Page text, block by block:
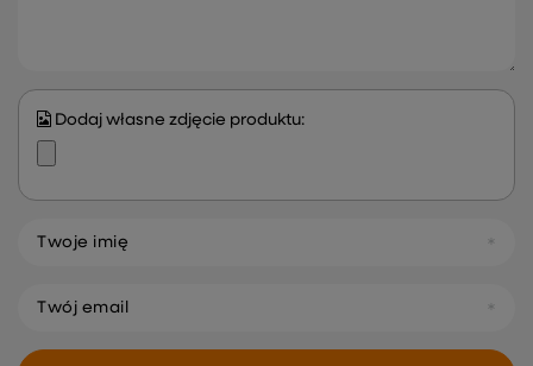
Dodaj własne zdjęcie produktu:
Twoje imię
Twój email